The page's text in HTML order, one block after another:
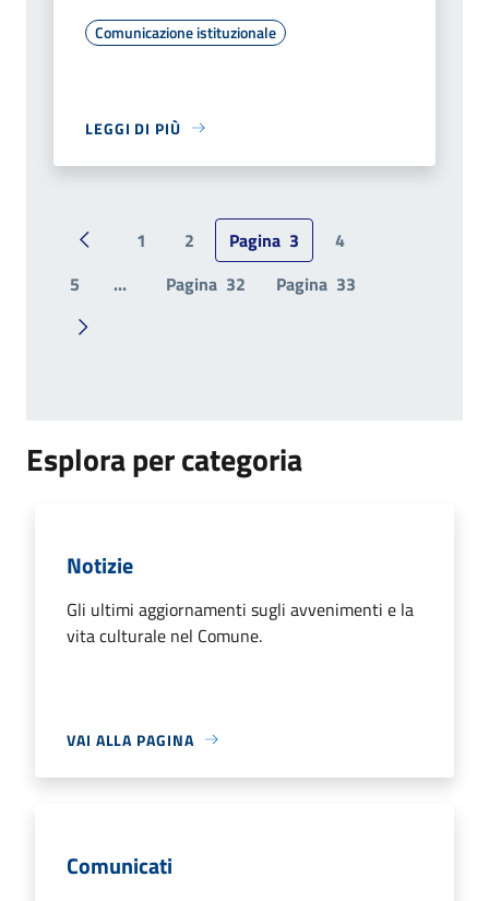
Comunicazione istituzionale
LEGGI DI PIÙ
Pagina precedente
1 2 Pagina 3
4
5
... Pagina 32 Pagina 33
Pagina successiva
Esplora per categoria
Notizie
Gli ultimi aggiornamenti sugli avvenimenti e la
vita culturale nel Comune.
VAI ALLA PAGINA
Comunicati